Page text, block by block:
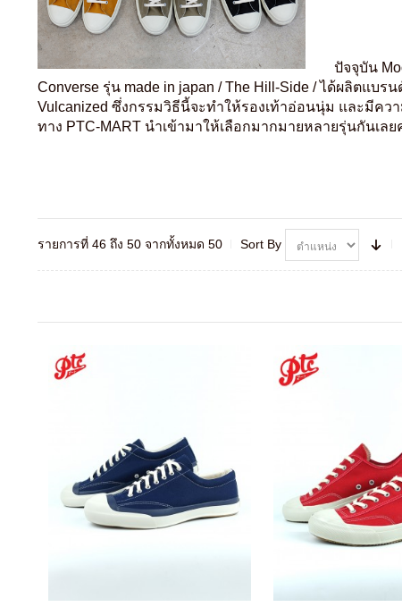
ปัจจุบัน
Converse รุ่น made in japan / The Hill-Side / ได้ผลิตแบร
Vulcanized ซึ่งกรรมวิธีนี้จะทำให้รองเท้าอ่อนนุ่ม และมีค
ทาง PTC-MART นำเข้ามาให้เลือกมากมายหลายรุ่นกันเลย
รายการที่ 46 ถึง 50 จากทั้งหมด 50 Sort By